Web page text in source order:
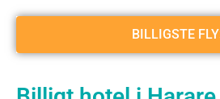
BILLIGSTE FLY